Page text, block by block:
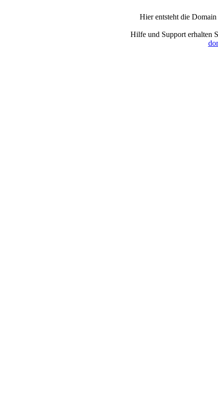
Hier entsteht die
Hilfe und Support erhalten